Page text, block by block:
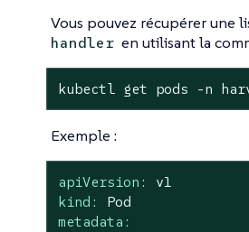
Vous pouvez récupérer une
handler en utilisant la
kubectl get pods -n
Exemple :
apiVersion:
v1
kind:
Pod
metadata: